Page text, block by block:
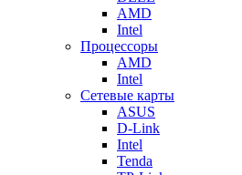
AMD
Intel
Процессоры
AMD
Intel
Сетевые карты
ASUS
D-Link
Intel
Tenda